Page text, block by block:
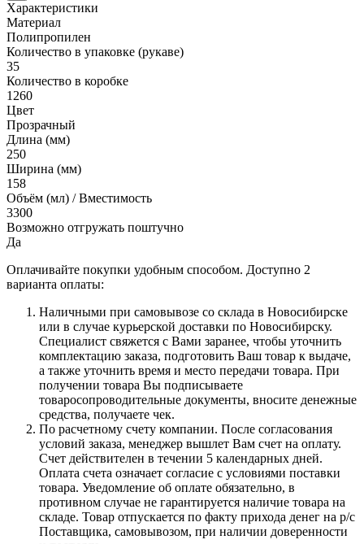
Характеристики
Материал
Полипропилен
Количество в упаковке (рукаве)
35
Количество в коробке
1260
Цвет
Прозрачный
Длина (мм)
250
Ширина (мм)
158
Объём (мл) / Вместимость
3300
Возможно отгружать поштучно
Да
Оплачивайте покупки удобным способом. Доступно 2
варианта оплаты:
Наличными при самовывозе со склада в Новосибирске
или в случае курьерской доставки по Новосибирску.
Специалист свяжется с Вами заранее, чтобы уточнить
комплектацию заказа, подготовить Ваш товар к выдаче,
а также уточнить время и место передачи товара. При
получении товара Вы подписываете
товаросопроводительные документы, вносите денежные
средства, получаете чек.
По расчетному счету компании. После согласования
условий заказа, менеджер вышлет Вам счет на оплату.
Счет действителен в течении 5 календарных дней.
Оплата счета означает согласие с условиями поставки
товара. Уведомление об оплате обязательно, в
противном случае не гарантируется наличие товара на
складе. Товар отпускается по факту прихода денег на р/с
Поставщика, самовывозом, при наличии доверенности